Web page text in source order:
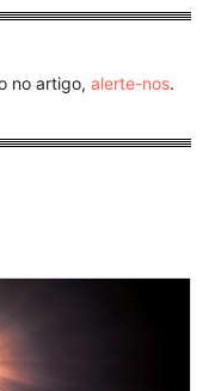
no artigo, alerte-nos.